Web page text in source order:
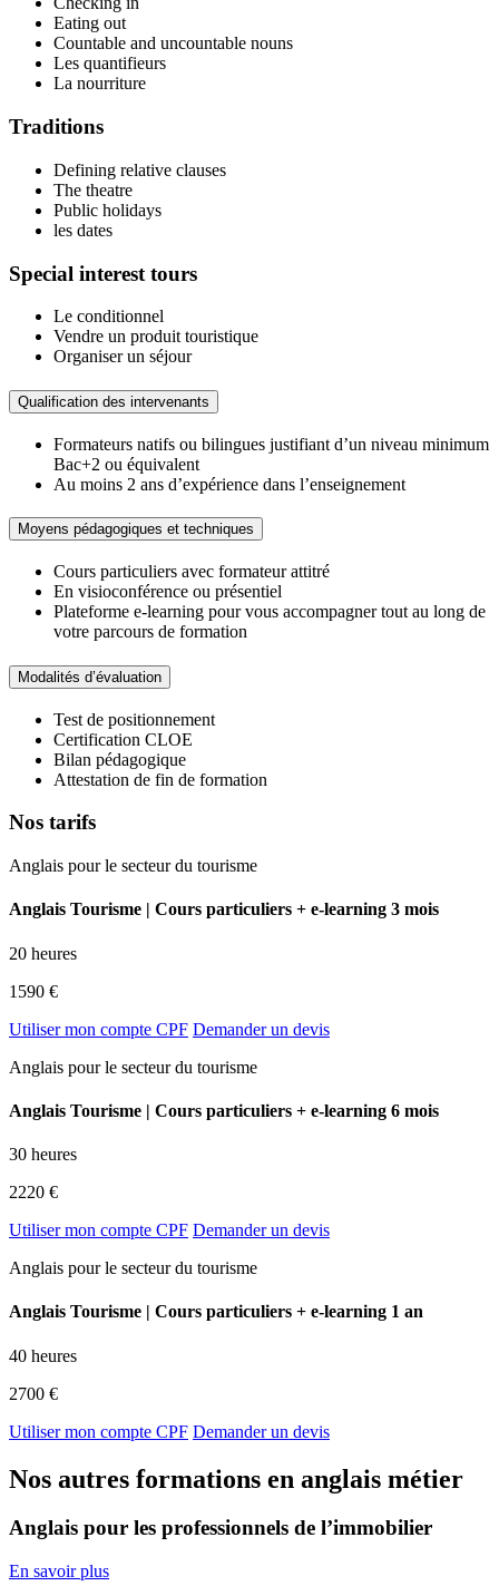
Eating out
Countable and uncountable nouns
Les quantifieurs
La nourriture
Traditions
Defining relative clauses
The theatre
Public holidays
les dates
Special interest tours
Le conditionnel
Vendre un produit touristique
Organiser un séjour
Qualification des intervenants
Formateurs natifs ou bilingues justifiant d’un niveau minimum
Bac+2 ou équivalent
Au moins 2 ans d’expérience dans l’enseignement
Moyens pédagogiques et techniques
Cours particuliers avec formateur attitré
En visioconférence ou présentiel
Plateforme e-learning pour vous accompagner tout au long de
votre parcours de formation
Modalités d’évaluation
Test de positionnement
Certification CLOE
Bilan pédagogique
Attestation de fin de formation
Nos tarifs
Anglais pour le secteur du tourisme
Anglais Tourisme | Cours particuliers + e-learning 3 mois
20 heures
1590 €
Utiliser mon compte CPF Demander un devis
Anglais pour le secteur du tourisme
Anglais Tourisme | Cours particuliers + e-learning 6 mois
30 heures
2220 €
Utiliser mon compte CPF Demander un devis
Anglais pour le secteur du tourisme
Anglais Tourisme | Cours particuliers + e-learning 1 an
40 heures
2700 €
Utiliser mon compte CPF Demander un devis
Nos autres formations en anglais métier
Anglais pour les professionnels de l’immobilier
En savoir plus